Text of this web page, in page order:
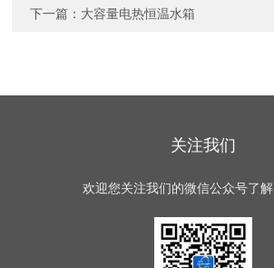
下一篇： 大容量电热恒温水箱
关注我们
欢迎您关注我们的微信公众号了